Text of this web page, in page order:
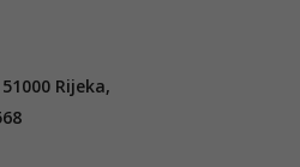
Rijeka,